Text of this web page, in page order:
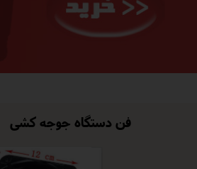
فن دستگاه جوجه کشی